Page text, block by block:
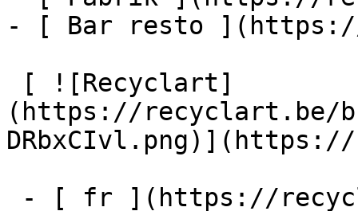
- [ Bar resto
(https://recyclart.be/